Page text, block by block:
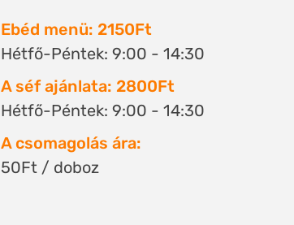
Ebéd menü: 2150Ft
Hétfő-Péntek: 9:00 - 14:30
A séf ajánlata: 2800Ft
Hétfő-Péntek: 9:00 - 14:30
A csomagolás ára:
50Ft / doboz